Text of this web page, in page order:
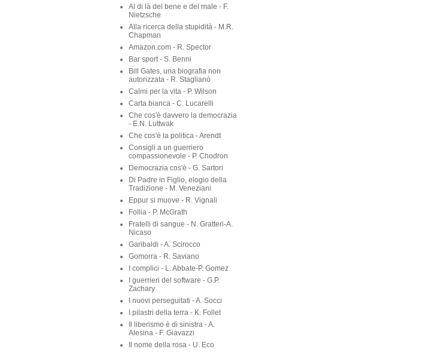
Al di là del bene e del male - F.
Nietzsche
Alla ricerca della stupidità - M.R.
Chapman
Amazon.com - R. Spector
Bar sport - S. Benni
Bill Gates, una biografia non
autorizzata - R. Staglianò
Calmi per la vita - P. Wilson
Carta bianca - C. Lucarelli
Che cos'è davvero la democrazia
- E.N. Luttwak
Che cos'è la politica - Arendt
Consigli a un guerriero
compassionevole - P. Chodron
Democrazia cos'è - G. Sartori
Di Padre in Figlio, elogio della
Tradizione - M. Veneziani
Eppur si muove - R. Vignali
Follia - P. McGrath
Fratelli di sangue - N. Gratteri-A.
Nicaso
Garibaldi - A. Scirocco
Gomorra - R. Saviano
I complici - L. Abbate-P. Gomez
I guerrieri del software - G.P.
Zachary
I nuovi perseguitati - A. Socci
I pilastri della terra - K. Follet
Il liberismo è di sinistra - A.
Alesina - F. Giavazzi
Il nome della rosa - U. Eco